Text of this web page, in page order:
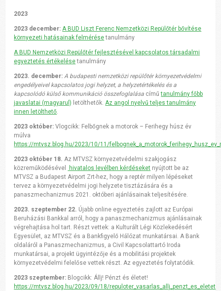
2023
2023 december: A BUD Liszt Ferenc Nemzetközi Repülőtér bővítése
környezeti hatásainak felmérésetanulmány
A BUD Nemzetközi Repülőtér fejlesztésével kapcsolatos társadalmi
egyeztetés értékelésetanulmány
2023. december: A budapesti nemzetközi repülőtér környezetvédelmi
engedélyeivel kapcsolatos jogi helyzet, a helyzetértékelés és a
kapcsolódó külső kommunikáció összefoglalása címűtanulmány főbb
javaslatai (magyarul) letölthetők. Az angol nyelvű teljes tanulmány
innen letölthető
2023 október: Vlogcikk: Felbőgnek a motorok – Ferihegy húsz év
múlva
https://mtvsz.blog.hu/2023/10/11/
2023 október 18. Az MTVSZ környezetvédelmi szakjogász
közreműködésével
hivatalos levélben kérdéseket nyújtott be az
MTVSZ a Budapest Airport Zrt-hez, hogy a reptér milyen lépéseket
tervez a környezetvédelmi jogi helyzete tisztázására és a
panaszmechanizmus 2021. októberi ajánlásainak teljesítésére.
2023. szeptember 22. Újabb online egyeztetés zajlott az Európai
Beruházási Bankkal arról, hogy a panaszmechanizmus ajánlásainak
végrehajtása hol tart. Részt vettek: a Kulturált Légi Közlekedésért
Egyesület, az MTVSZ és a Bankfigyelő Hálózat munkatársai. A Bank
oldaláról a Panaszmechanizmus, a Civil Kapcsolattartó Iroda
munkatársai, a projekt ügyintézője és a mobilitási projektek
környezetvédelmi felelőse vettek részt. Az egyeztetés folytatódik.
2023 szeptember: Blogcikk: Állj! Pénzt és életet!
https://mtvsz.blog.hu/2023/09/18/repuloter_vasarlas_allj_penzt_es_eletet